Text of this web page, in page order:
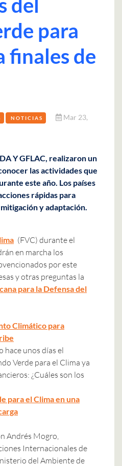
para
finales de
NOTICIAS
Mar 23,
Y GFLAC, realizaron un
las actividades que
este año. Los países
rápidas para
y adaptación.
(FVC) durante el
en marcha los
por este
y otras preguntas la
para la Defensa del
Climático para
hace unos días el
Verde para el Clima ya
¿Cuáles son los
para el Clima en una
Andrés Mogro,
Internacionales de
del Ambiente de